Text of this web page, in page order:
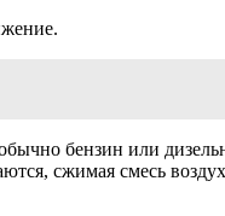
бензин или
сжимая смесь